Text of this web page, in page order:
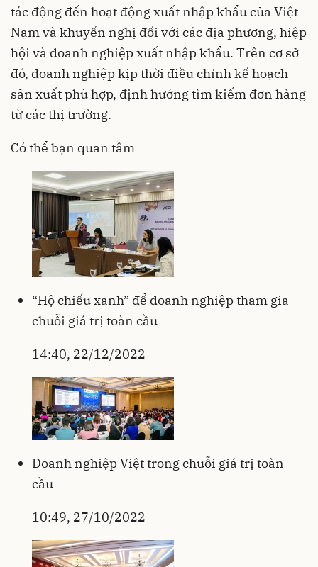
tác động đến hoạt động xuất nhập khẩu của Việt
Nam và khuyến nghị đối với các địa phương, hiệp
hội và doanh nghiệp xuất nhập khẩu. Trên cơ sở
đó, doanh nghiệp kịp thời điều chỉnh kế hoạch
sản xuất phù hợp, định hướng tìm kiếm đơn hàng
từ các thị trường.
Có thể bạn quan tâm
“Hộ chiếu xanh” để doanh nghiệp tham gia
chuỗi giá trị toàn cầu
14:40, 22/12/2022
Doanh nghiệp Việt trong chuỗi giá trị toàn
cầu
10:49, 27/10/2022